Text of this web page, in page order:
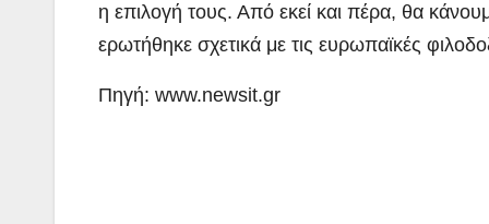
η επιλογή τους. Από εκεί και πέρα, θα
ερωτήθηκε σχετικά με τις ευρωπαϊκές
Πηγή: www.newsit.gr